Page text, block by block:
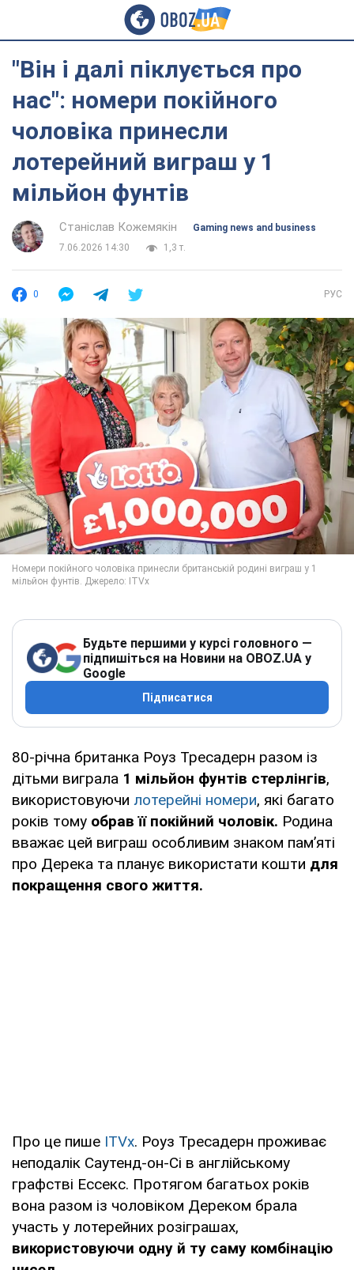
"Він і далі піклується про
нас": номери покійного
чоловіка принесли
лотерейний виграш у 1
мільйон фунтів
Станіслав Кожемякін
Gaming news and business
7.06.2026 14:30
1,3 т.
0 РУС
Будьте першими у курсі головного —
підпишіться на Новини на OBOZ.UA у
Google
Підписатися
80-річна британка Роуз Тресадерн разом із
дітьми виграла 1 мільйон фунтів стерлінгів,
використовуючи лотерейні номери, які багато
років тому обрав її покійний чоловік. Родина
вважає цей виграш особливим знаком пам’яті
про Дерека та планує використати кошти для
покращення свого життя.
Про це пише ITVx. Роуз Тресадерн проживає
неподалік Саутенд-он-Сі в англійському
графстві Ессекс. Протягом багатьох років
вона разом із чоловіком Дереком брала
участь у лотерейних розіграшах,
використовуючи одну й ту саму комбінацію